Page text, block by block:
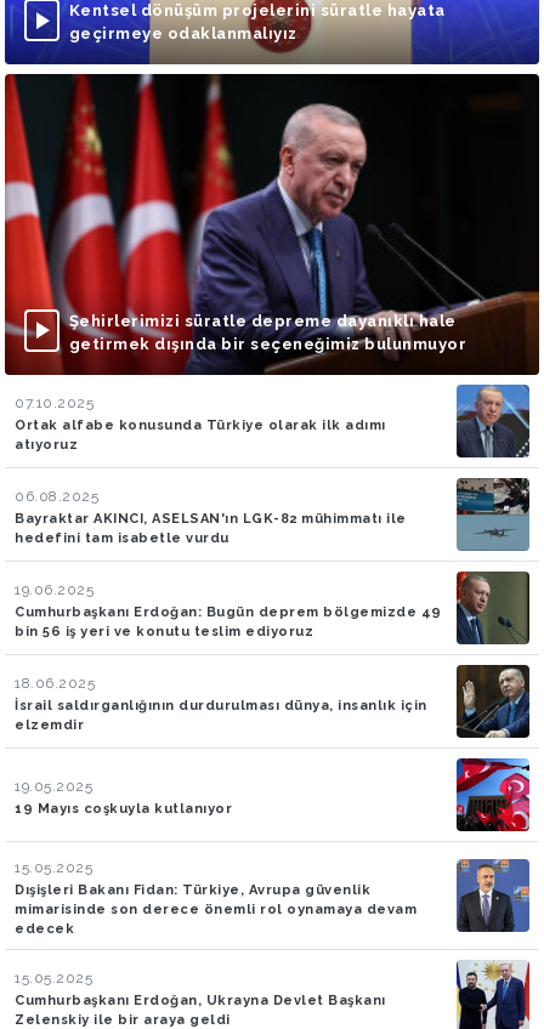
Kentsel dönüşüm projelerini süratle hayata
geçirmeye odaklanmalıyız
Şehirlerimizi süratle depreme dayanıklı hale
getirmek dışında bir seçeneğimiz bulunmuyor
07.10.2025
Ortak alfabe konusunda Türkiye olarak ilk adımı
atıyoruz
06.08.2025
Bayraktar AKINCI, ASELSAN'ın LGK-82 mühimmatı ile
hedefini tam isabetle vurdu
19.06.2025
Cumhurbaşkanı Erdoğan: Bugün deprem bölgemizde 49
bin 56 iş yeri ve konutu teslim ediyoruz
18.06.2025
İsrail saldırganlığının durdurulması dünya, insanlık için
elzemdir
19.05.2025
19 Mayıs coşkuyla kutlanıyor
15.05.2025
Dışişleri Bakanı Fidan: Türkiye, Avrupa güvenlik
mimarisinde son derece önemli rol oynamaya devam
edecek
15.05.2025
Cumhurbaşkanı Erdoğan, Ukrayna Devlet Başkanı
Zelenskiy ile bir araya geldi